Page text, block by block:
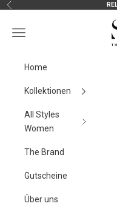
Zum Inhalt springen
Zurück
Menü
Home
Kollektionen
All Styles
Women
The Brand
Gutscheine
Über uns